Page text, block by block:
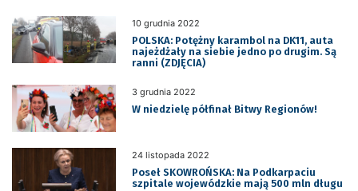
10 grudnia 2022
POLSKA: Potężny karambol na DK11, auta
najeżdżały na siebie jedno po drugim. Są
ranni (ZDJĘCIA)
3 grudnia 2022
W niedzielę półfinał Bitwy Regionów!
24 listopada 2022
Poseł SKOWROŃSKA: Na Podkarpaciu
szpitale wojewódzkie mają 500 mln długu